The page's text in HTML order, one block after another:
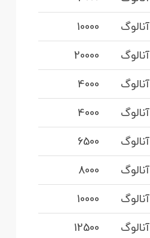
آنالوگ
10000
آنالوگ
20000
آنالوگ
4000
آنالوگ
4000
آنالوگ
6500
آنالوگ
8000
آنالوگ
10000
آنالوگ
12500